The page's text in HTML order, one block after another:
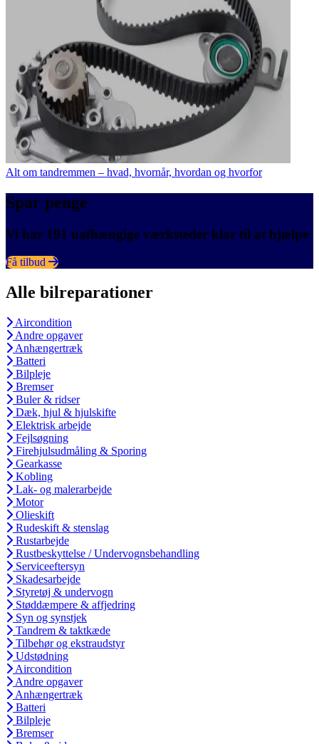
Alt om tandremmen – hvad, hvornår, hvordan og hvorfor
Spar penge
Vi har 191 uafhængige værksteder klar til at hjælpe
Få tilbud
Alle bilreparationer
Aircondition
Andre opgaver
Anhængertræk
Batteri
Bilpleje
Bremser
Buler & ridser
Dæk, hjul & hjulskifte
Elektrisk arbejde
Fejlsøgning
Firehjulsudmåling & Sporing
Gearkasse
Kobling
Lak- og malerarbejde
Motor
Olieskift
Rudeskift & stenslag
Rustarbejde
Rustbeskyttelse / Undervognsbehandling
Serviceeftersyn
Skadesarbejde
Styretøj & undervogn
Støddæmpere & affjedring
Syn og synstjek
Tandrem & taktkæde
Tilbehør og ekstraudstyr
Udstødning
Aircondition
Andre opgaver
Anhængertræk
Batteri
Bilpleje
Bremser